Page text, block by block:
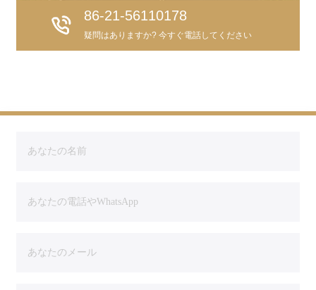
86-21-56110178
疑問はありますか? 今すぐ電話してください